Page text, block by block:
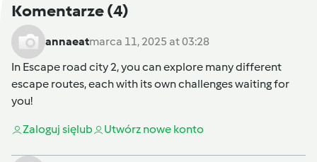
Komentarze(4)
annaeatmarca 11, 2025 at 03:28
In Escape road city 2, you can explore many different
escape routes, each with its own challenges waiting for
you!
Zaloguj sięlub Utwórz nowe konto